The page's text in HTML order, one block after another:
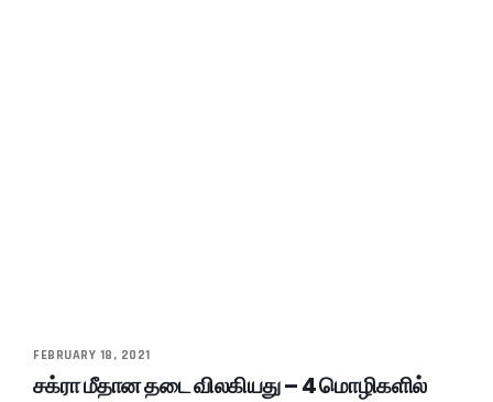
FEBRUARY 18, 2021
சக்ரா மீதான தடை விலகியது – 4 மொழிகளில்